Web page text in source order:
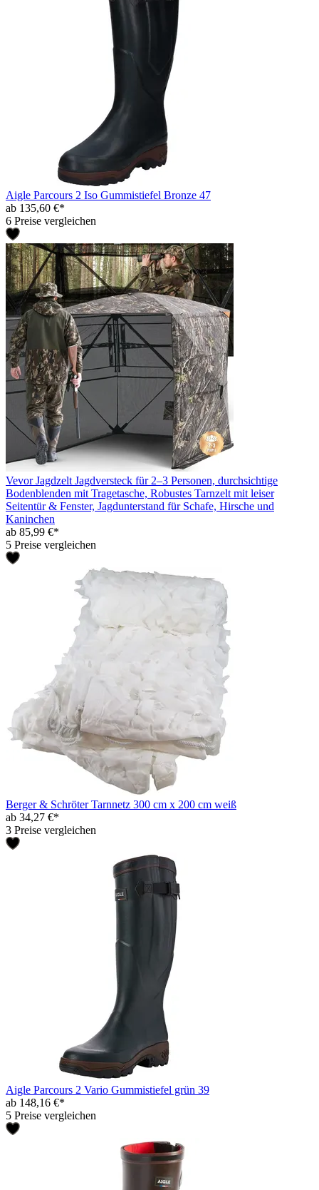
Aigle Parcours 2 Iso Gummistiefel Bronze 47
ab 135,60 €*
6 Preise vergleichen
Vevor Jagdzelt Jagdversteck für 2–3 Personen, durchsichtige
Bodenblenden mit Tragetasche, Robustes Tarnzelt mit leiser
Seitentür & Fenster, Jagdunterstand für Schafe, Hirsche und
Kaninchen
ab 85,99 €*
5 Preise vergleichen
Berger & Schröter Tarnnetz 300 cm x 200 cm weiß
ab 34,27 €*
3 Preise vergleichen
Aigle Parcours 2 Vario Gummistiefel grün 39
ab 148,16 €*
5 Preise vergleichen